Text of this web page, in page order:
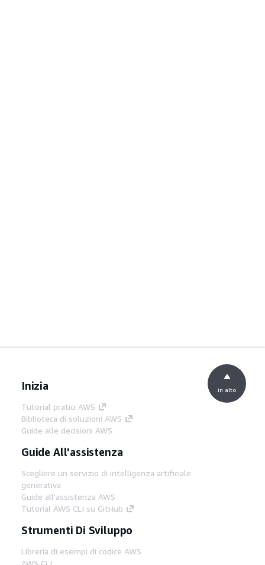
Inizia
Tutorial pratici AWS
Biblioteca di soluzioni AWS
Guide alle decisioni AWS
Guide All'assistenza
Scegliere un servizio di intelligenza artificiale
generativa
Guide all'assistenza AWS
Tutorial AWS CLI su GitHub
Strumenti Di Sviluppo
Libreria di esempi di codice AWS
AWS CLI
in alto